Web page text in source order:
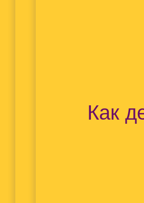
Как